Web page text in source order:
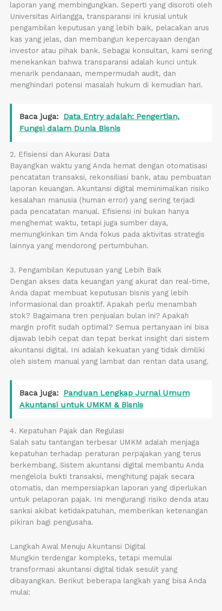
laporan yang membingungkan. Seperti yang disoroti oleh
Universitas Airlangga, transparansi ini krusial untuk
pengambilan keputusan yang lebih baik, pelacakan arus
kas yang jelas, dan membangun kepercayaan dengan
investor atau pihak bank. Sebagai konsultan, kami sering
menekankan bahwa transparansi adalah kunci untuk
menarik pendanaan, mempermudah audit, dan
menghindari potensi masalah hukum di kemudian hari.
Baca juga:
Data Entry adalah: Pengertian,
Fungsi dalam Dunia Bisnis
2. Efisiensi dan Akurasi Data
Bayangkan waktu yang Anda hemat dengan otomatisasi
pencatatan transaksi, rekonsiliasi bank, atau pembuatan
laporan keuangan. Akuntansi digital meminimalkan risiko
kesalahan manusia (human error) yang sering terjadi
pada pencatatan manual. Efisiensi ini bukan hanya
menghemat waktu, tetapi juga sumber daya,
memungkinkan tim Anda fokus pada aktivitas strategis
lainnya yang mendorong pertumbuhan.
3. Pengambilan Keputusan yang Lebih Baik
Dengan akses data keuangan yang akurat dan real-time,
Anda dapat membuat keputusan bisnis yang lebih
informasional dan proaktif. Apakah perlu menambah
stok? Bagaimana tren penjualan bulan ini? Apakah
margin profit sudah optimal? Semua pertanyaan ini bisa
dijawab lebih cepat dan tepat berkat insight dari sistem
akuntansi digital. Ini adalah kekuatan yang tidak dimiliki
oleh sistem manual yang lambat dan rentan data usang.
Baca juga:
Panduan Lengkap Jurnal Umum
Akuntansi untuk UMKM & Bisnis
4. Kepatuhan Pajak dan Regulasi
Salah satu tantangan terbesar UMKM adalah menjaga
kepatuhan terhadap peraturan perpajakan yang terus
berkembang. Sistem akuntansi digital membantu Anda
mengelola bukti transaksi, menghitung pajak secara
otomatis, dan mempersiapkan laporan yang diperlukan
untuk pelaporan pajak. Ini mengurangi risiko denda atau
sanksi akibat ketidakpatuhan, memberikan ketenangan
pikiran bagi pengusaha.
Langkah Awal Menuju Akuntansi Digital
Mungkin terdengar kompleks, tetapi memulai
transformasi akuntansi digital tidak sesulit yang
dibayangkan. Berikut beberapa langkah yang bisa Anda
mulai: